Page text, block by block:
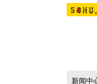
新闻中